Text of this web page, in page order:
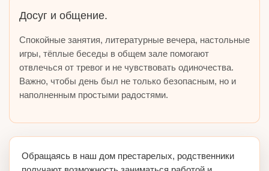
Досуг и общение.
Спокойные занятия, литературные вечера, настольные
игры, тёплые беседы в общем зале помогают
отвлечься от тревог и не чувствовать одиночества.
Важно, чтобы день был не только безопасным, но и
наполненным простыми радостями.
Обращаясь в наш дом престарелых, родственники